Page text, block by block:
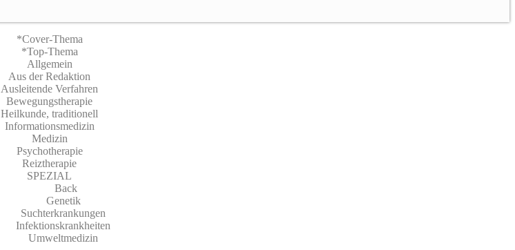
*Cover-Thema
*Top-Thema
Allgemein
Aus der Redaktion
Ausleitende Verfahren
Bewegungstherapie
Heilkunde, traditionell
Informationsmedizin
Medizin
Psychotherapie
Reiztherapie
SPEZIAL
Back
Genetik
Suchterkrankungen
Infektionskrankheiten
Umweltmedizin